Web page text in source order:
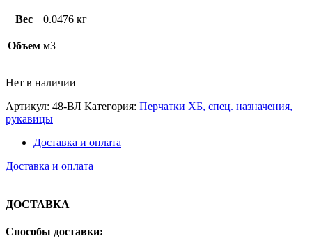
Вес 0.0476 кг
Объем м3
Нет в наличии
Артикул: 48-ВЛ Категория: Перчатки ХБ, спец. назначения,
рукавицы
Доставка и оплата
Доставка и оплата
ДОСТАВКА
Способы доставки: